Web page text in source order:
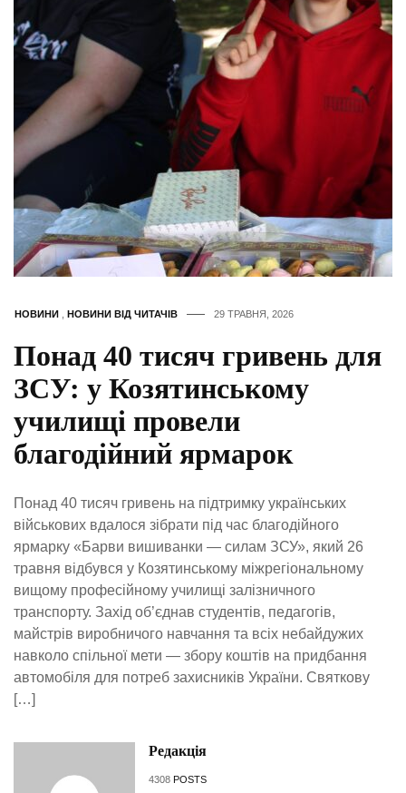
НОВИНИ НОВИНИ ВІД ЧИТАЧІВ 29 ТРАВНЯ, 2026
Понад 40 тисяч гривень для
ЗСУ: у Козятинському
училищі провели
благодійний ярмарок
Понад 40 тисяч гривень на підтримку українських
військових вдалося зібрати під час благодійного
ярмарку «Барви вишиванки — силам ЗСУ», який 26
травня відбувся у Козятинському міжрегіональному
вищому професійному училищі залізничного
транспорту. Захід об’єднав студентів, педагогів,
майстрів виробничого навчання та всіх небайдужих
навколо спільної мети — збору коштів на придбання
автомобіля для потреб захисників України. Святкову
[…]
Редакція
4308 POSTS